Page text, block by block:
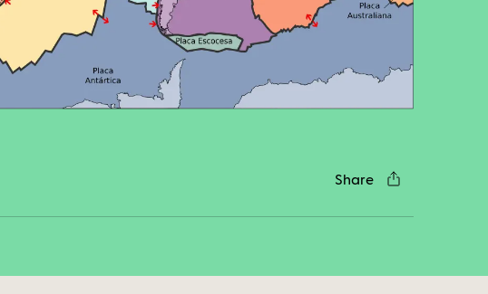
Share
Facebook
Twitter
LinkedIn
WhatsApp
Reddit
GmailEmail